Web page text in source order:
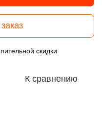
скидки
К сравнению